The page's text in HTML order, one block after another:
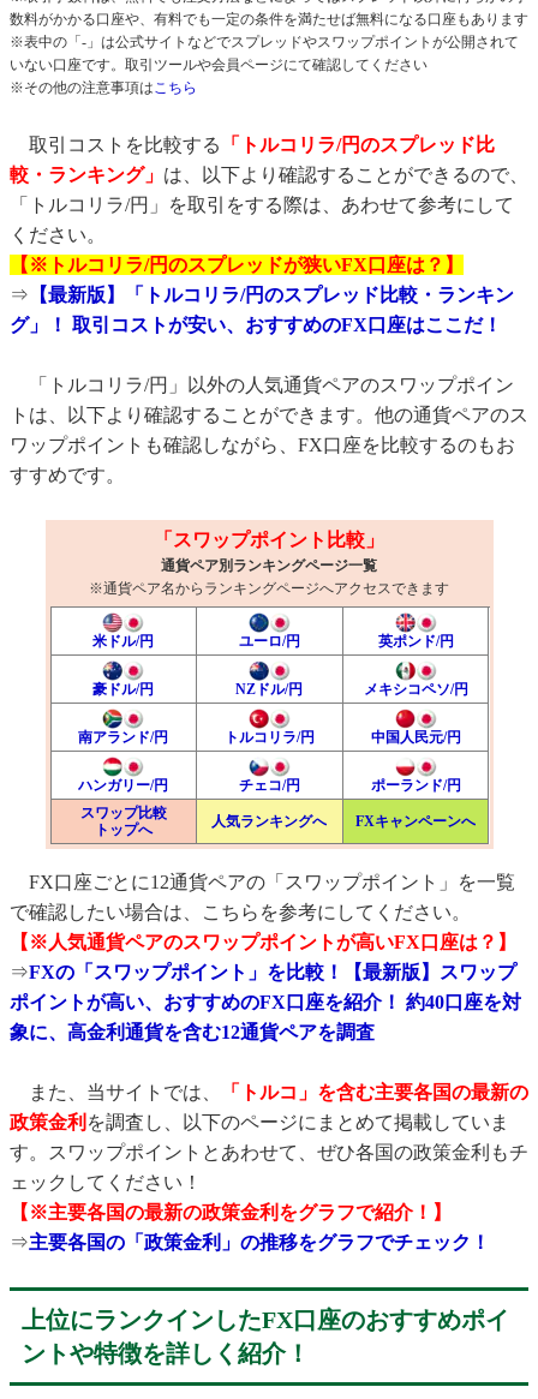
数料がかかる口座や、有料でも一定の条件を満たせば無料になる口座もあります
※表中の「-」は公式サイトなどでスプレッドやスワップポイントが公開されて
いない口座です。取引ツールや会員ページにて確認してください
※その他の注意事項はこちら
取引コストを比較する
「トルコリラ/円のスプレッド比
較・ランキング」 は、以下より確認することができるので、
「トルコリラ/円」を取引をする際は、あわせて参考にして
ください。
【※トルコリラ/円のスプレッドが狭いFX口座は？】
⇒ 【最新版】「トルコリラ/円のスプレッド比較・ランキン
グ」！ 取引コストが安い、おすすめのFX口座はここだ！
「トルコリラ/円」以外の人気通貨ペアのスワップポイン
トは、以下より確認することができます。他の通貨ペアのス
ワップポイントも確認しながら、FX口座を比較するのもお
すすめです。
「スワップポイント比較」
通貨ペア別ランキングページ一覧
※通貨ペア名からランキングページへアクセスできます
米ドル/円 ユーロ/円 英ポンド/円
豪ドル/円 NZドル/円 メキシコペソ/円
南アランド/円 トルコリラ/円 中国人民元/円
ハンガリー/円 チェコ/円
ポーランド/円
スワップ比較
トップへ
人気ランキングへ FXキャンペーンへ
FX口座ごとに12通貨ペアの「スワップポイント」を一覧
で確認したい場合は、こちらを参考にしてください。
【※人気通貨ペアのスワップポイントが高いFX口座は？】
⇒FXの「スワップポイント」を比較！【最新版】スワップ
ポイントが高い、おすすめのFX口座を紹介！ 約40口座を対
象に、高金利通貨を含む12通貨ペアを調査
また、当サイトでは、
「トルコ」を含む主要各国の最新の
政策金利 を調査し、以下のページにまとめて掲載していま
す。スワップポイントとあわせて、ぜひ各国の政策金利もチ
ェックしてください！
【※主要各国の最新の政策金利をグラフで紹介！】
⇒主要各国の「政策金利」の推移をグラフでチェック！
上位にランクインしたFX口座のおすすめポイ
ントや特徴を詳しく紹介！